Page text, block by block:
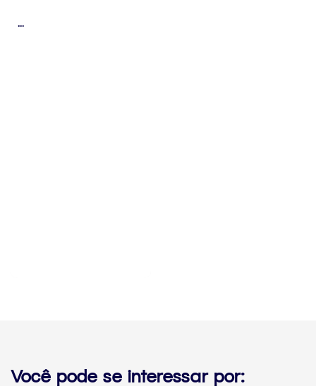
...
Você pode se interessar por: